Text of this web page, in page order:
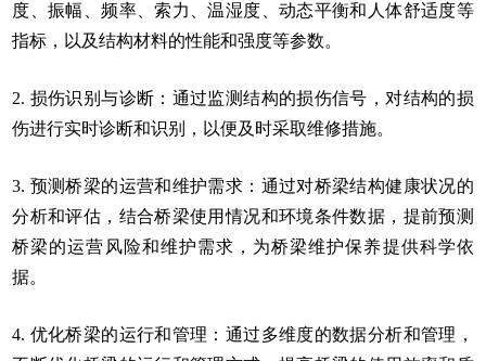
度、振幅、频率、索力、温湿度、动态平衡和人体舒适度等
指标，以及结构材料的性能和强度等参数。
2. 损伤识别与诊断：通过监测结构的损伤信号，对结构的损
伤进行实时诊断和识别，以便及时采取维修措施。
3. 预测桥梁的运营和维护需求：通过对桥梁结构健康状况的
分析和评估，结合桥梁使用情况和环境条件数据，提前预测
桥梁的运营风险和维护需求，为桥梁维护保养提供科学依
据。
4. 优化桥梁的运行和管理：通过多维度的数据分析和管理，